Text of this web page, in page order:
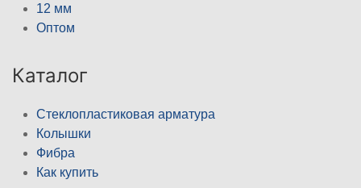
12 мм
Оптом
Каталог
Стеклопластиковая арматура
Колышки
Фибра
Как купить